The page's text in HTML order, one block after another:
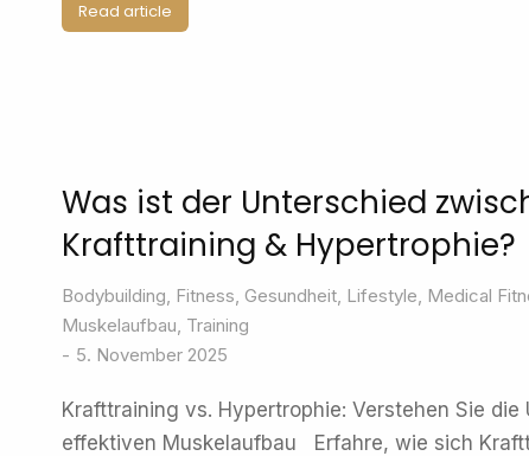
Read article
Was ist der Unterschied
Krafttraining & Hypertrophie?
Bodybuilding, Fitness, Gesundheit, Lifestyle, Medical
Muskelaufbau, Training
5. November 2025
Krafttraining vs. Hypertrophie: Verstehen Sie
effektiven Muskelaufbau Erfahre, wie sich